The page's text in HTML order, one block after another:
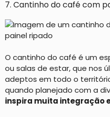
7. Cantinho do café com
O cantinho do café é um
ou salas de estar, que nos
adeptos em todo o
quando planejado com a
inspira muita integração